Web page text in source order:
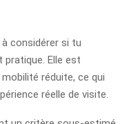
considérer si tu
pratique. Elle est
réduite, ce qui
réelle de visite.